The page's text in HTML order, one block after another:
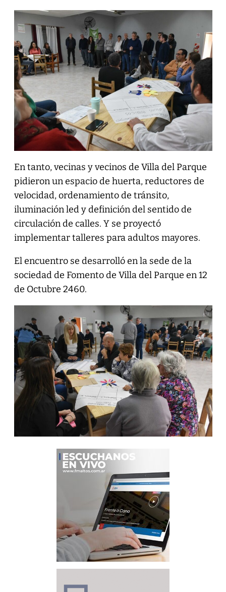
En tanto, vecinas y vecinos de Villa del Parque
pidieron un espacio de huerta, reductores de
velocidad, ordenamiento de tránsito,
iluminación led y definición del sentido de
circulación de calles. Y se proyectó
implementar talleres para adultos mayores.
El encuentro se desarrolló en la sede de la
sociedad de Fomento de Villa del Parque en 12
de Octubre 2460.